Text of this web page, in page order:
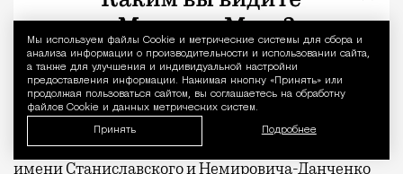
Уведомление
Мы используем файлы Сookie и метрические системы для сбора и
анализа информации о производительности и использовании сайта,
а также для улучшения и индивидуальной настройки
предоставления информации. Нажимая кнопку «Принять» или
продолжая пользоваться сайтом, вы соглашаетесь на обработку
файлов Cookie и данных метрических систем.
Принять Подробнее
главной героини советские критики сочли резкой
прошедшая тяжелый путь, оставивший на ее
внешности следы грубости и чувственности. Это
натура страстная и неуравновешенная»[2].
В тот вечер, когда в директорской ложе Театра
имени Станиславского и Немировича-Данченко